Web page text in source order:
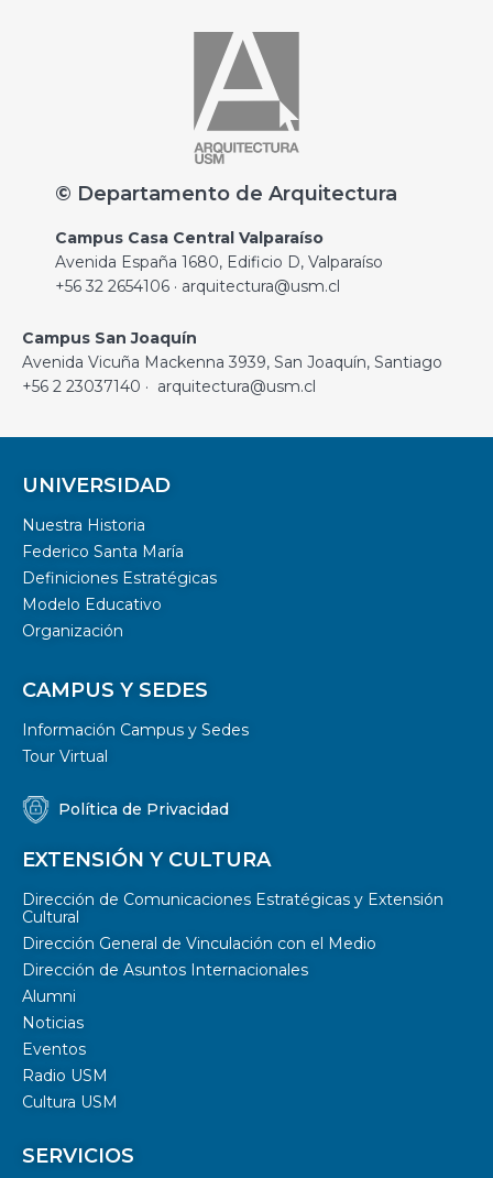
© Departamento de Arquitectura
Campus Casa Central Valparaíso
Avenida España 1680, Edificio D, Valparaíso
+56 32 2654106 · arquitectura@usm.cl
Campus San Joaquín
Avenida Vicuña Mackenna 3939, San Joaquín, Santiago
+56 2 23037140 · arquitectura@usm.cl
UNIVERSIDAD
Nuestra Historia
Federico Santa María
Definiciones Estratégicas
Modelo Educativo
Organización
CAMPUS Y SEDES
Información Campus y Sedes
Tour Virtual
Política de Privacidad
EXTENSIÓN Y CULTURA
Dirección de Comunicaciones Estratégicas y Extensión
Cultural
Dirección General de Vinculación con el Medio
Dirección de Asuntos Internacionales
Alumni
Noticias
Eventos
Radio USM
Cultura USM
SERVICIOS